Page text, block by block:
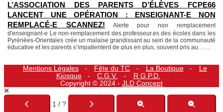
L’ASSOCIATION DES PARENTS D’ÉLÈVES FCPE66
LANCENT UNE OPÉRATION : ENSEIGNANT-E NON
REMPLACÉ-E SCANNEZ!
Alerte pour non remplacement
d'enseignant-e Le non-remplacement des professeur.es des écoles dans les
Pyrénées-Orientales crée un malaise grandissant au sein de la communauté
éducative et les parents s’impatientent de plus en plus, souvent pris au…
Mentions Légales Fête du TC La Boutique
Le
Kiosque
C.G.V.
R.G.P.D.
Copyright © 2024 - JLD Concept
1 / ?